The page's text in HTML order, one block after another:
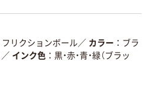
フリクションボール／ カラー
ブラ
／ インク色
黒・赤・青・緑（ブラッ